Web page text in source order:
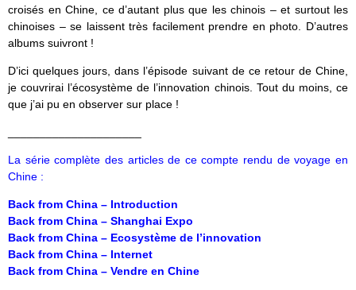
croisés en Chine, ce d’autant plus que les chinois – et surtout les
chinoises – se laissent très facilement prendre en photo. D’autres
albums suivront !
D’ici quelques jours, dans l’épisode suivant de ce retour de Chine,
je couvrirai l’écosystème de l’innovation chinois. Tout du moins, ce
que j’ai pu en observer sur place !
La série complète des articles de ce compte rendu de voyage en
Chine :
Back from China – Introduction
Back from China – Shanghai Expo
Back from China – Ecosystème de l’innovation
Back from China – Internet
Back from China – Vendre en Chine